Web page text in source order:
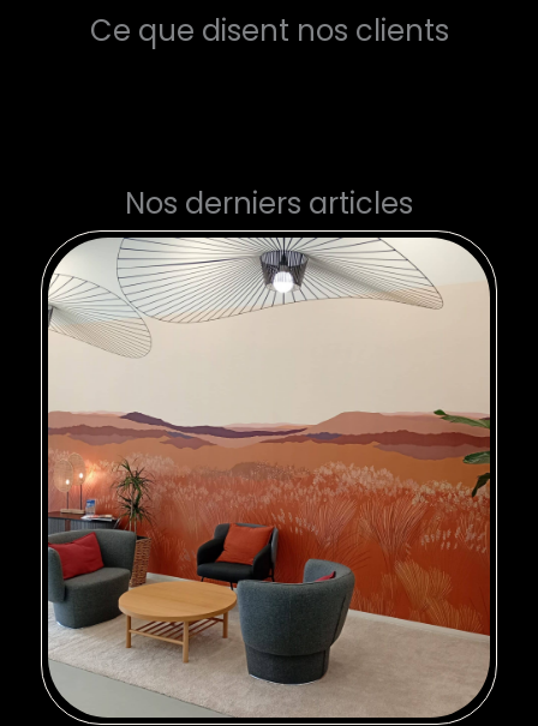
Ce que disent nos clients
Nos derniers articles